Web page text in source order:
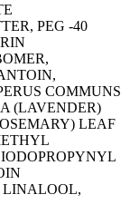
PEG -40
COMMUNS
(LAVENDER)
LEAF
LINALOOL,